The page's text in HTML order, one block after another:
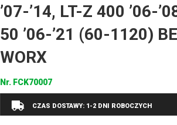
’07-’14, LT-Z 400 ’06-
50 ’06-’21 (60-1120)
WORX
Nr. FCK70007
CZAS DOSTAWY: 1-2 DNI ROBOCZYCH